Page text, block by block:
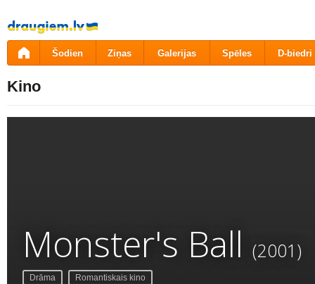
Pāriet
uz
saturu
Šodien Ziņas Galerijas Spēles D-biedri
Kino
Monster's Ball (2001)
Drāma Romantiskais kino